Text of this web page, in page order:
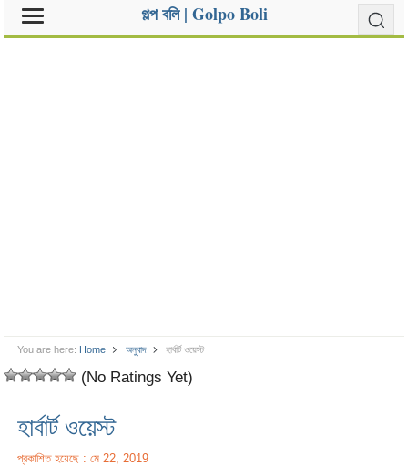
গল্প বলি | Golpo Boli
You are here: Home অনুবাদ হার্বার্ট ওয়েস্ট
(No Ratings Yet)
হার্বার্ট ওয়েস্ট
প্রকাশিত হয়েছে : মে 22, 2019